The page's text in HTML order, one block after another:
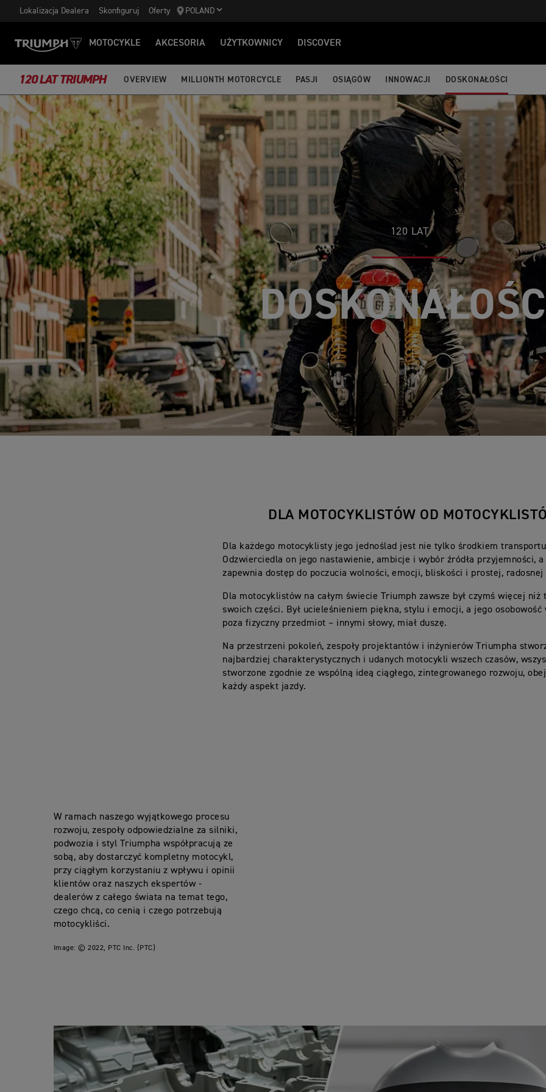
Lokalizacja Dealera Skonfiguruj Oferty POLAND
MOTOCYKLE AKCESORIA UŻYTKOWNICY DISCOVER
120 LAT TRIUMPH OVERVIEW MILLIONTH MOTORCYCLE PASJI OSIĄGÓW INNOWACJI DOSKONAŁOŚCI
120 LAT
DLA MOTOCYKLISTÓW OD
Dla każdego motocyklisty jego jednoślad jest nie tylko środkiem
Odzwierciedla on jego nastawienie, ambicje i wybór źródła przyjemności,
zapewnia dostęp do poczucia wolności, emocji, bliskości i prostej, radosnej
Dla motocyklistów na całym świecie Triumph zawsze był czymś więcej niż
swoich części. Był ucieleśnieniem piękna, stylu i emocji, a jego osobowość
poza fizyczny przedmiot – innymi słowy, miał duszę.
Na przestrzeni pokoleń, zespoły projektantów i inżynierów Triumpha
najbardziej charakterystycznych i udanych motocykli wszech czasów,
stworzone zgodnie ze wspólną ideą ciągłego, zintegrowanego rozwoju,
każdy aspekt jazdy.
W ramach naszego wyjątkowego procesu
rozwoju, zespoły odpowiedzialne za silniki,
podwozia i styl Triumpha współpracują ze
sobą, aby dostarczyć kompletny motocykl,
przy ciągłym korzystaniu z wpływu i opinii
klientów oraz naszych ekspertów -
dealerów z całego świata na temat tego,
czego chcą, co cenią i czego potrzebują
motocykliści.
Image:© 2022, PTC Inc. (PTC)